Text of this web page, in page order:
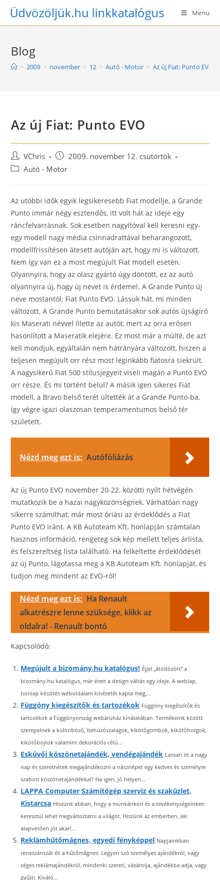
SkipÜdvözöljük.hu linkkatalógus Menu
Blog
> 2009 > november > 12 > Autó - Motor > Az új Fiat: Punto EVO
Az új Fiat: Punto EVO
Post
author:
VChris
Post
published:
2009. november 12. csütörtök
PostAutó - Motor
Az utóbbi idők egyik legsikeresebb Fiat modellje, a Grande
Punto immár négy esztendős, itt volt hát az ideje egy
ráncfelvarrásnak. Sok esetben nagyítóval kell keresni egy-
egy modell nagy média csinnadrattával beharangozott,
modellfrissítésen átesett autóján azt, hogy mi is változott.
Nem így van ez a most megújult Fiat modell esetén.
Olyannyira, hogy az olasz gyártó úgy döntött, ez az autó
olyannyira új, hogy új nevet is érdemel. A Grande Punto új
neve mostantól: Fiat Punto EVO. Lássuk hát, mi minden
változott. A Grande Punto bemutatásakor sok autós újságíró
kis Maserati névvel illette az autót, mert az orra erősen
hasonlított a Maseratik elejére. Ez most már a múlté, de azt
kell mondjuk, egyáltalán nem hátrányára változott, hiszen a
teljesen megújult orr rész most leginkább fiatosra siekrült.
A nagysikerű Fiat 500 stílusjegyeit viseli magán a Punto EVO
orr része. És mi történt belül? A másik igen sikeres Fiat
modell, a Bravo belső terét ültették át a Grande Punto-ba,
így végre igazi olaszosan temperamentumos belső tér
született.
Nézd meg ezt is: Autófóliázás
Az új Punto EVO november 20-22. közötti nyílt hétvégén
mutatkozik be a hazai nagyközönségnek. Várhatóan nagy
sikerre számíthat, már most óriási az érdeklődés a Fiat
Punto EVO iránt. A KB Autoteam Kft. honlapján számtalan
hasznos információ, rengeteg sok kép mellett teljes árlista,
és felszereltség lista található. Ha felkeltette érdeklődését
az új Punto, lágotassa meg a KB Autoteam Kft. honlapját, és
tudjon meg mindent az EVO-ról!
Nézd meg ezt is: Ha Renault
alkatrészre lenne szüksége, klikk az
oldalra! - Renault bontó
Kapcsolódó:
Megújult a bizomány.hu katalógus! Éjjel „átöltözött” a
bizomány.hu katalógus, már érett a design váltás egy ideje. A weblap,
honlap készítés weboldalam kinézetét kapta meg,...
Függöny kiegészítők és tartozékok Függöny kiegészítők és
tartozékok a Függönyország webáruház kínálatában. Termékeink között
szerepelnek a különböző, behúzószalagok, kikötőgombok, kikötőhorgok,
kikötőbojtok valamint dekorációs célú...
Esküvői köszönetajándék, vendégajándék Lassan itt a nagy
nap és szeretnétek megajándékozni a násznépet egy kedves és személyre
szabott köszönetajándékkal? Ha igen, jó helyen...
LAPPA Computer Számítógép szerviz és szaküzlet,
Kistarcsa Hiszünk abban, hogy a munkánkon és a tevékenységeinken
keresztül lehet megváltoztatni a világot. Hiszünk az emberben, aki
alapvetően jót akar!...
Reklámhűtőmágnes, egyedi fényképpel Napjainkban
reneszánszát éli a hűtőmágnes. Legyen szó személyes ajándékról, vagy
céges reklámajándékról, mindenki szereti, vásárolja, ajándékba adja, vagy
gyűjti. Kiváló...